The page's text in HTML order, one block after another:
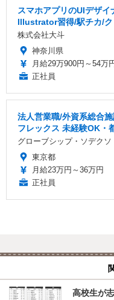
スマホアプリのUIデザイ
Illustrator習得/駅チカ/
株式会社大斗
神奈川県
月給29万900円～54万
正社員
法人営業職/外資系総合
フレックス 未経験OK・
グローブシップ・ソデク
東京都
月給23万円～36万円
正社員
高校生が